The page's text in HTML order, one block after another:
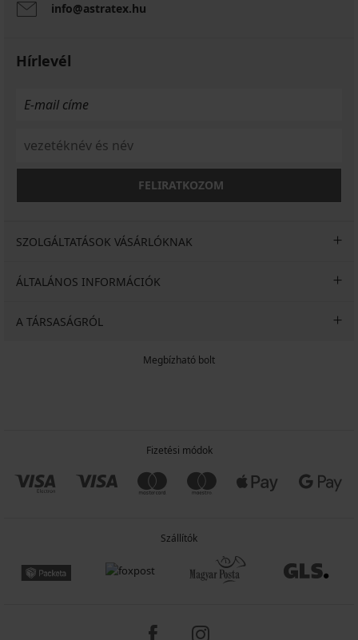
info@astratex.hu
Hírlevél
FELIRATKOZOM
SZOLGÁLTATÁSOK VÁSÁRLÓKNAK
ÁLTALÁNOS INFORMÁCIÓK
A TÁRSASÁGRÓL
Megbízható bolt
Fizetési módok
Szállítók